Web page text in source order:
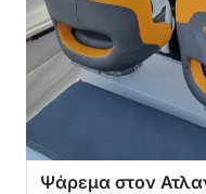
Ψάρεμα στον